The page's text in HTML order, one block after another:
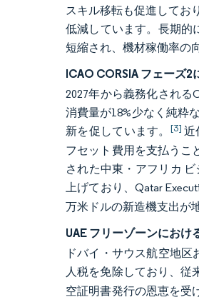
スキル移転も促進してお
低減しています。長期的
短縮され、機材稼働率の
ICAO CORSIA フェーズ
2027年から義務化される
消費量が18%少なく純粋
新を促しています。 [3] 近
フセット費用を支払うこ
された中東・アフリカ
上げており、Qatar
万米ドルの新造機支出が
UAE フリーゾーンにおけ
ドバイ・サウス航空地
人税を免除しており、従
空証明書発行の恩恵を受